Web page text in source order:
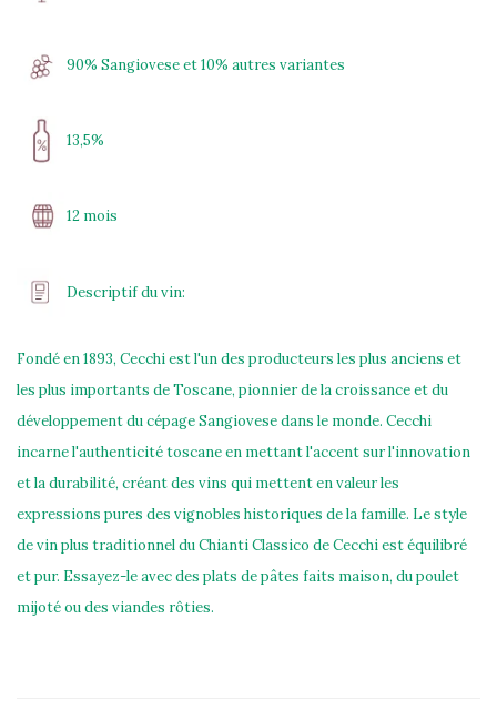
90% Sangiovese et 10% autres variantes
13,5%
12 mois
Descriptif du vin:
Fondé en 1893, Cecchi est l'un des producteurs les plus anciens et
les plus importants de Toscane, pionnier de la croissance et du
développement du cépage Sangiovese dans le monde. Cecchi
incarne l'authenticité toscane en mettant l'accent sur l'innovation
et la durabilité, créant des vins qui mettent en valeur les
expressions pures des vignobles historiques de la famille. Le style
de vin plus traditionnel du Chianti Classico de Cecchi est équilibré
et pur. Essayez-le avec des plats de pâtes faits maison, du poulet
mijoté ou des viandes rôties.